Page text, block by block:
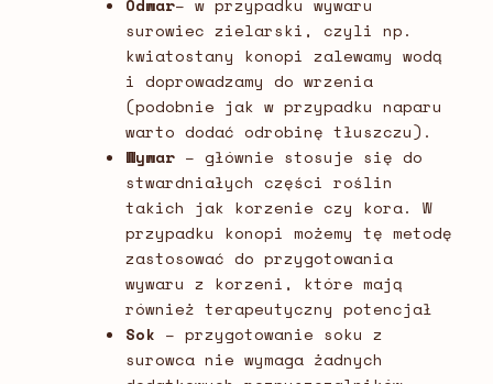
surowiec zielarski, czyli np.
kwiatostany konopi zalewamy wodą
i doprowadzamy do wrzenia
(podobnie jak w przypadku naparu
warto dodać odrobinę tłuszczu).
Wywar – głównie stosuje się do
stwardniałych części roślin
takich jak korzenie czy kora. W
przypadku konopi możemy tę metodę
zastosować do przygotowania
wywaru z korzeni, które mają
również terapeutyczny potencjał
Sok – przygotowanie soku z
surowca nie wymaga żadnych